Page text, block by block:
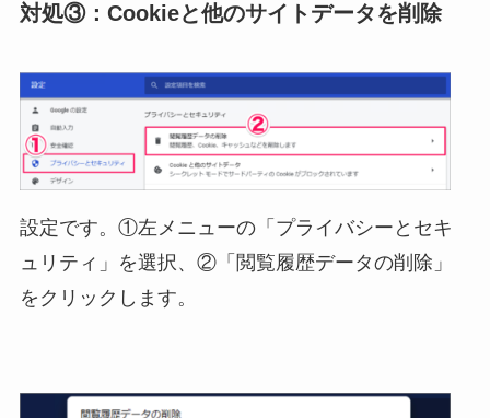
対処③：Cookieと他のサイトデータを削除
設定です。①左メニューの「プライバシーとセキ
ュリティ」を選択、②「閲覧履歴データの削除」
をクリックします。